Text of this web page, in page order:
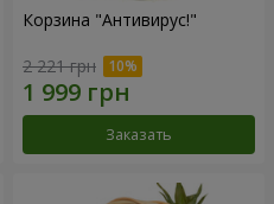
Корзина "Антивирус!"
2 221 грн
Заказать